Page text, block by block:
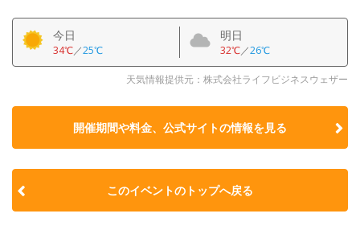
今日
34℃／25℃
明日
32℃／26℃
天気情報提供元：株式会社ライフビジネスウェザー
開催期間や料金、公式サイトの情報を見る
このイベントのトップへ戻る